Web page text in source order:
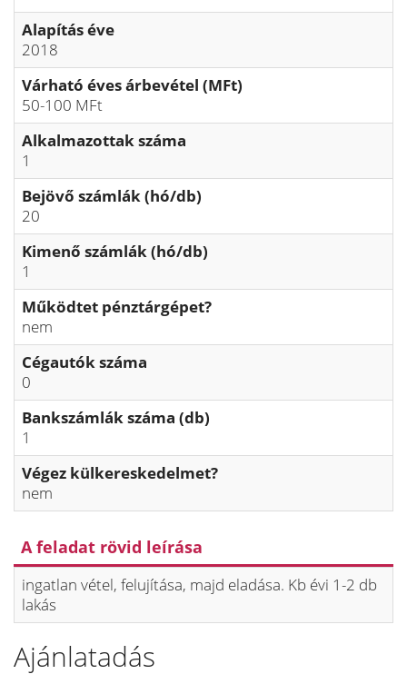
Alapítás éve
2018
Várható éves árbevétel (MFt)
50-100 MFt
Alkalmazottak száma
1
Bejövő számlák (hó/db)
20
Kimenő számlák (hó/db)
1
Működtet pénztárgépet?
nem
Cégautók száma
0
Bankszámlák száma (db)
1
Végez külkereskedelmet?
nem
A feladat rövid leírása
ingatlan vétel, felujítása, majd eladása. Kb évi 1-2 db
lakás
Ajánlatadás